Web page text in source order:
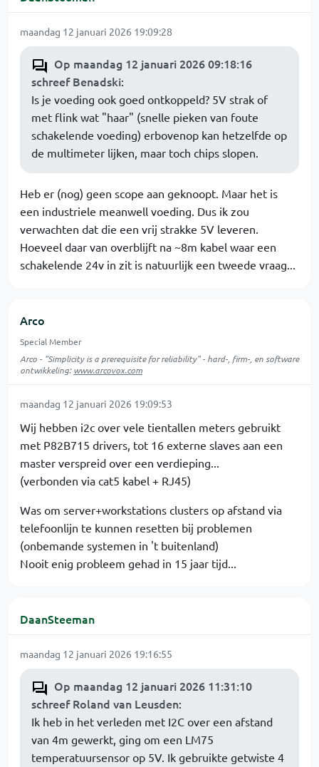
maandag 12 januari 2026 19:09:28
Op maandag 12 januari 2026 09:18:16
schreef Benadski:
Is je voeding ook goed ontkoppeld? 5V strak of
met flink wat "haar" (snelle pieken van foute
schakelende voeding) erbovenop kan hetzelfde op
de multimeter lijken, maar toch chips slopen.
Heb er (nog) geen scope aan geknoopt. Maar het is
een industriele meanwell voeding. Dus ik zou
verwachten dat die een vrij strakke 5V leveren.
Hoeveel daar van overblijft na ~8m kabel waar een
schakelende 24v in zit is natuurlijk een tweede vraag...
Arco
Special Member
Arco - "Simplicity is a prerequisite for reliability" - hard-, firm-, en software
ontwikkeling:www.arcovox.com
maandag 12 januari 2026 19:09:53
Wij hebben i2c over vele tientallen meters gebruikt
met P82B715 drivers, tot 16 externe slaves aan een
master verspreid over een verdieping...
(verbonden via cat5 kabel + RJ45)
Was om server+workstations clusters op afstand via
telefoonlijn te kunnen resetten bij problemen
(onbemande systemen in 't buitenland)
Nooit enig probleem gehad in 15 jaar tijd...
DaanSteeman
maandag 12 januari 2026 19:16:55
Op maandag 12 januari 2026 11:31:10
schreef Roland van Leusden:
Ik heb in het verleden met I2C over een afstand
van 4m gewerkt, ging om een LM75
temperatuursensor op 5V. Ik gebruikte getwiste 4